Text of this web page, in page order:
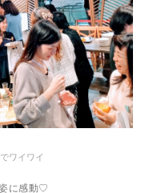
ワイワイ
に感動♡